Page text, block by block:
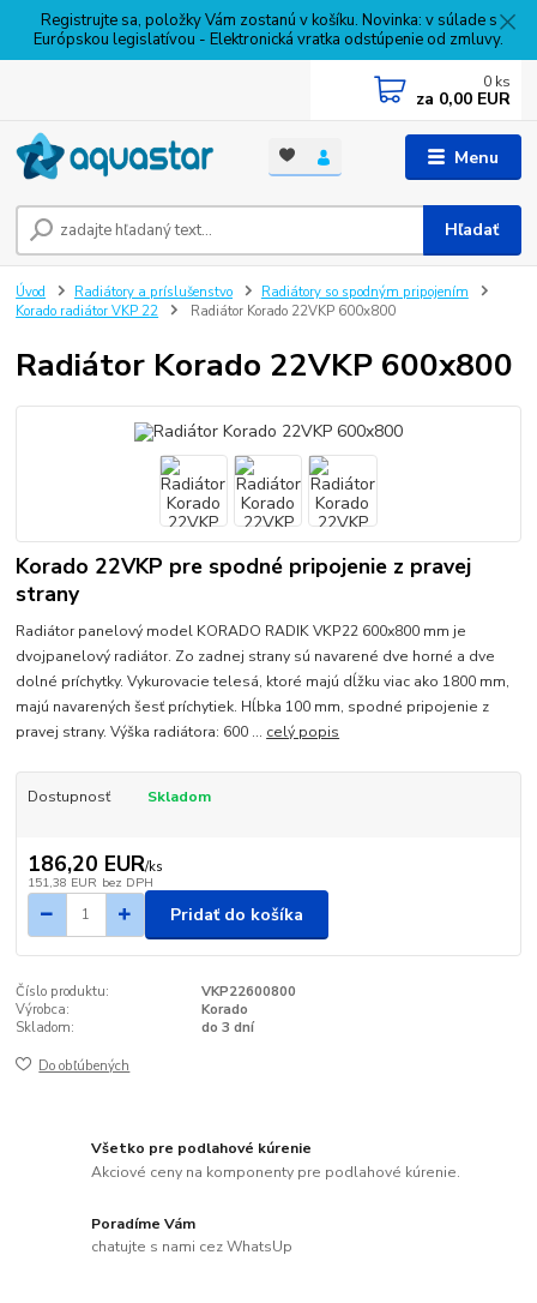
Registrujte sa, položky Vám zostanú v košíku. Novinka: v súlade s
Európskou legislatívou - Elektronická vratka odstúpenie od zmluvy.
Menu
Hľadať
0 ks
za 0,00 EUR
Úvod Radiátory a príslušenstvo
Radiátory so spodným pripojením
Korado radiátor VKP 22
Radiátor Korado 22VKP 600x800
Radiátor Korado 22VKP 600x800
Korado 22VKP pre spodné pripojenie z pravej
strany
Radiátor panelový model KORADO RADIK VKP22 600x800 mm je
dvojpanelový radiátor. Zo zadnej strany sú navarené dve horné a dve
dolné príchytky. Vykurovacie telesá, ktoré majú dĺžku viac ako 1800 mm,
majú navarených šesť príchytiek. Hĺbka 100 mm, spodné pripojenie z
pravej strany. Výška radiátora: 600 ... celý popis
Dostupnosť Skladom
186,20 EUR/ks
151,38 EUR bez DPH
Pridať do košíka
Číslo produktu:
VKP22600800
Výrobca:
Korado
Skladom:
do 3 dní
Do obľúbených
Všetko pre podlahové kúrenie
Akciové ceny na komponenty pre podlahové kúrenie.
Poradíme Vám
chatujte s nami cez WhatsUp